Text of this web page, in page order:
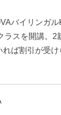
バイリンガ
ラスを開講。2
れば割引が受